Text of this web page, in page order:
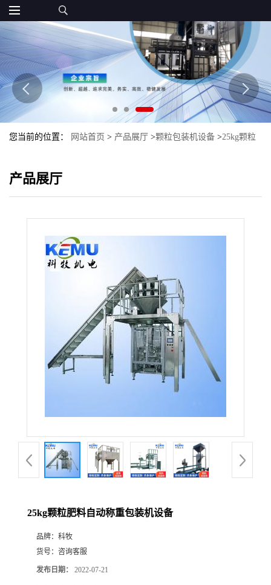
您当前的位置： 网站首页 > 产品展厅 >颗粒包装机设备 >25kg颗粒
产品展厅
25kg颗粒肥料自动称重包装机设备
品牌： 科牧
货号： 咨询客服
发布日期： 2022-07-21